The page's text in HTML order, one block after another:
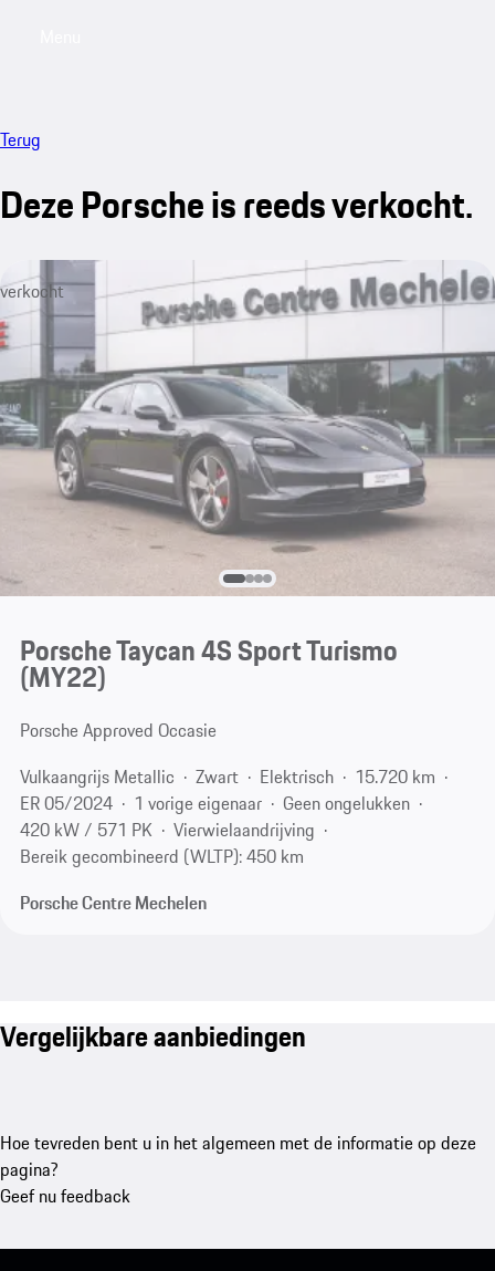
Terug
Deze Porsche is reeds verkocht.
verkocht
Porsche Taycan 4S Sport Turismo
(MY22)
Porsche Approved Occasie
Vulkaangrijs Metallic
Zwart Elektrisch
15.720 km
ER 05/2024
1 vorige eigenaar
Geen ongelukken
420 kW / 571 PK
Vierwielaandrijving
Bereik gecombineerd (WLTP): 450 km
Porsche Centre Mechelen
Vergelijkbare aanbiedingen
Hoe tevreden bent u in het algemeen met de informatie op deze
pagina?
Geef nu feedback